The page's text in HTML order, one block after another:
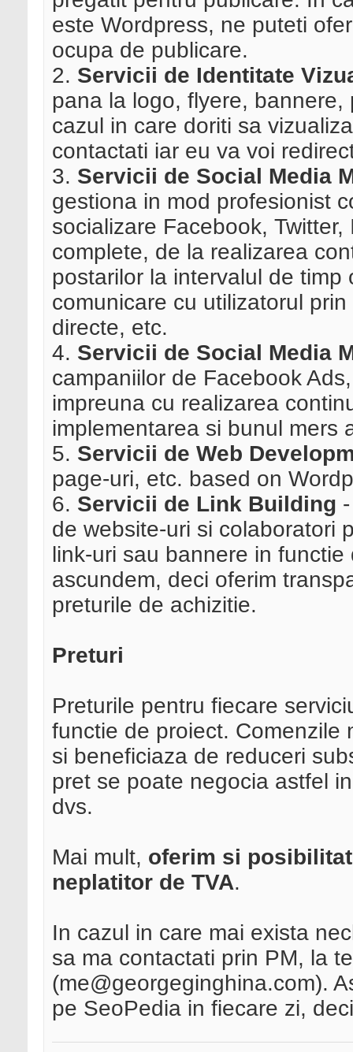
este Wordpress, ne puteti
ocupa de publicare.
2. Servicii de Identitate
pana la logo, flyere,
cazul in care doriti sa
contactati iar eu va voi
3. Servicii de Social Media
gestiona in mod profesionist
socializare Facebook,
complete, de la realizarea
postarilor la intervalul de
comunicare cu utilizatorul
directe, etc.
4. Servicii de Social Media
campaniilor de Facebook
impreuna cu realizarea
implementarea si bunul mers
5. Servicii de Web
page-uri, etc. based on
6. Servicii de Link Building
de website-uri si colaboratori
link-uri sau bannere in
ascundem, deci oferim
preturile de achizitie.
Preturi
Preturile pentru fiecare
functie de proiect. Comenzile
si beneficiaza de reduceri
pret se poate negocia astfel
dvs.
Mai mult, oferim si
neplatitor de TVA.
In cazul in care mai exista
sa ma contactati prin PM, la
(me@georgeginghina.com).
pe SeoPedia in fiecare zi,